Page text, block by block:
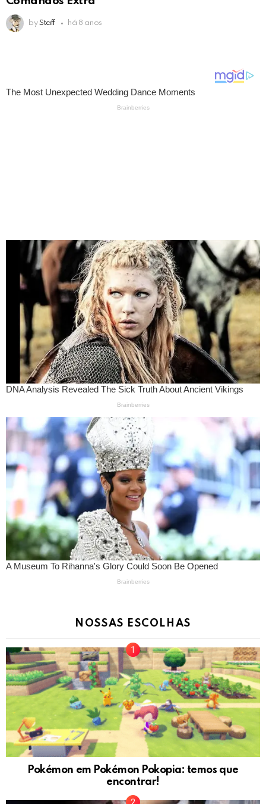
by Staff há 8 anos
NOSSAS ESCOLHAS
Pokémon em Pokémon Pokopia: temos que
encontrar!